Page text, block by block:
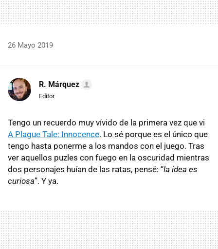
26 Mayo 2019
R. Márquez
Editor
Tengo un recuerdo muy vívido de la primera vez que vi
A Plague Tale: Innocence. Lo sé porque es el único que
tengo hasta ponerme a los mandos con el juego. Tras
ver aquellos puzles con fuego en la oscuridad mientras
dos personajes huían de las ratas, pensé: “la idea es
curiosa”. Y ya.